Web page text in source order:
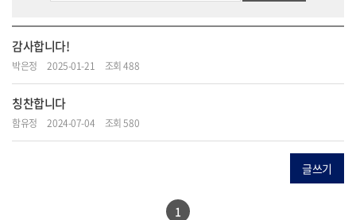
감사합니다!
박은정 2025-01-21 조회 488
칭찬합니다
함유정 2024-07-04 조회 580
글쓰기
1